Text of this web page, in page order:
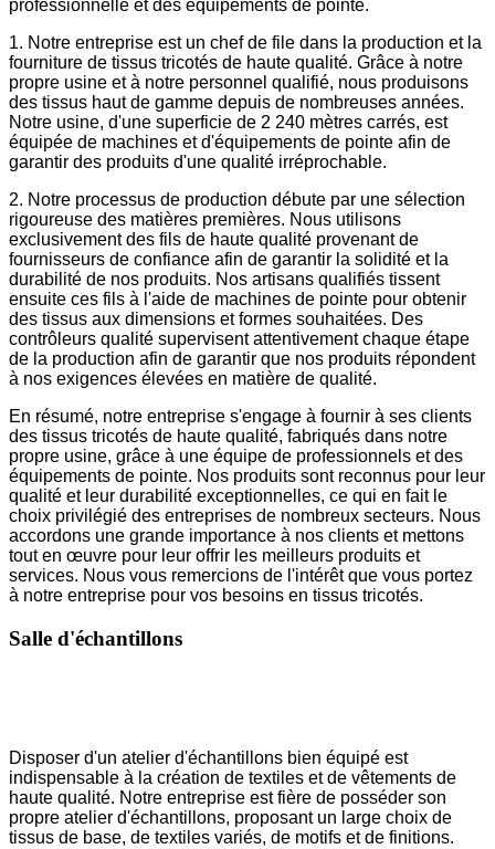
professionnelle et des équipements de pointe.
1. Notre entreprise est un chef de file dans la production et la
fourniture de tissus tricotés de haute qualité. Grâce à notre
propre usine et à notre personnel qualifié, nous produisons
des tissus haut de gamme depuis de nombreuses années.
Notre usine, d'une superficie de 2 240 mètres carrés, est
équipée de machines et d'équipements de pointe afin de
garantir des produits d'une qualité irréprochable.
2. Notre processus de production débute par une sélection
rigoureuse des matières premières. Nous utilisons
exclusivement des fils de haute qualité provenant de
fournisseurs de confiance afin de garantir la solidité et la
durabilité de nos produits. Nos artisans qualifiés tissent
ensuite ces fils à l'aide de machines de pointe pour obtenir
des tissus aux dimensions et formes souhaitées. Des
contrôleurs qualité supervisent attentivement chaque étape
de la production afin de garantir que nos produits répondent
à nos exigences élevées en matière de qualité.
En résumé, notre entreprise s'engage à fournir à ses clients
des tissus tricotés de haute qualité, fabriqués dans notre
propre usine, grâce à une équipe de professionnels et des
équipements de pointe. Nos produits sont reconnus pour leur
qualité et leur durabilité exceptionnelles, ce qui en fait le
choix privilégié des entreprises de nombreux secteurs. Nous
accordons une grande importance à nos clients et mettons
tout en œuvre pour leur offrir les meilleurs produits et
services. Nous vous remercions de l'intérêt que vous portez
à notre entreprise pour vos besoins en tissus tricotés.
Salle d'échantillons
Disposer d'un atelier d'échantillons bien équipé est
indispensable à la création de textiles et de vêtements de
haute qualité. Notre entreprise est fière de posséder son
propre atelier d'échantillons, proposant un large choix de
tissus de base, de textiles variés, de motifs et de finitions.